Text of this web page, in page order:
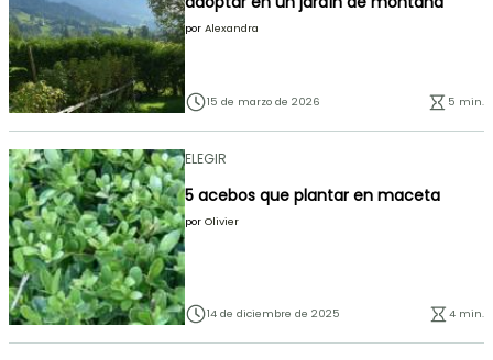
por Alexandra
15 de marzo de 2026 5 min.
ELEGIR
5 acebos que plantar en maceta
por Olivier
14 de diciembre de 2025 4 min.